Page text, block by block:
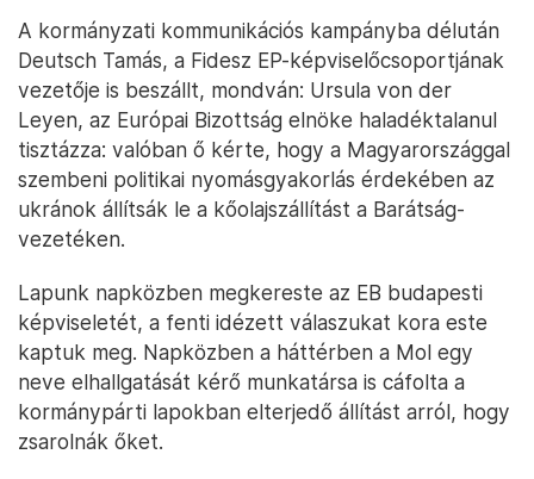
A kormányzati kommunikációs kampányba délután
Deutsch Tamás, a Fidesz EP-képviselőcsoportjának
vezetője is beszállt, mondván: Ursula von der
Leyen, az Európai Bizottság elnöke haladéktalanul
tisztázza: valóban ő kérte, hogy a Magyarországgal
szembeni politikai nyomásgyakorlás érdekében az
ukránok állítsák le a kőolajszállítást a Barátság-
vezetéken.
Lapunk napközben megkereste az EB budapesti
képviseletét, a fenti idézett válaszukat kora este
kaptuk meg. Napközben a háttérben a Mol egy
neve elhallgatását kérő munkatársa is cáfolta a
kormánypárti lapokban elterjedő állítást arról, hogy
zsarolnák őket.